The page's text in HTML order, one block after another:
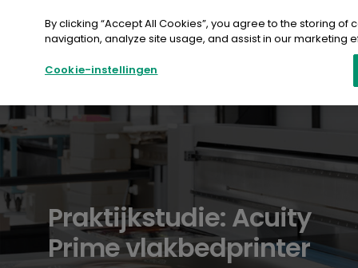
Praktijkstudie: Acuity
Prime vlakbedprinter
By clicking “Accept All Cookies”, you agree to the storing
navigation, analyze site usage, and assist in our marketing
Cookie-instellingen